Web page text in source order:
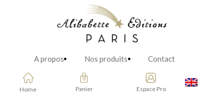
A propos Nos produits Contact
Home Panier Espace Pro